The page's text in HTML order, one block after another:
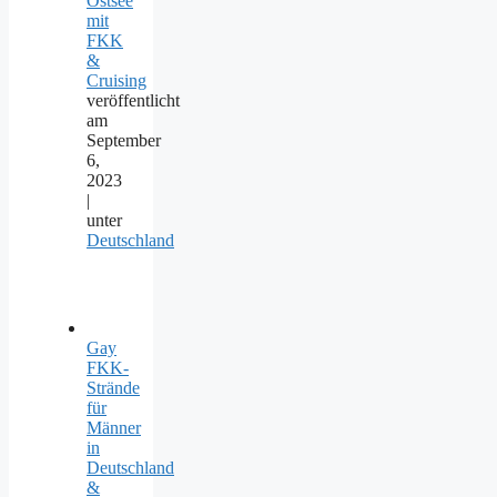
mit
FKK
&
Cruising
veröffentlicht
am
September
6,
2023
|
unter
Deutschland
Gay
FKK-
Strände
für
Männer
in
Deutschland
&